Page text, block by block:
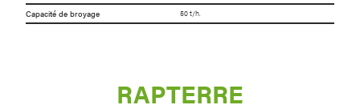
Capacité de broyage 50 t/h.
RAPTERRE